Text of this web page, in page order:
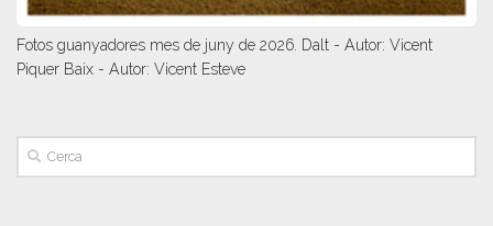
Fotos guanyadores mes de juny de 2026. Dalt - Autor: Vicent
Piquer Baix - Autor: Vicent Esteve